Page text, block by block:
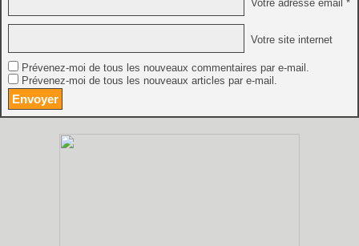
Votre adresse email *
Votre site internet
Prévenez-moi de tous les nouveaux commentaires par e-mail.
Prévenez-moi de tous les nouveaux articles par e-mail.